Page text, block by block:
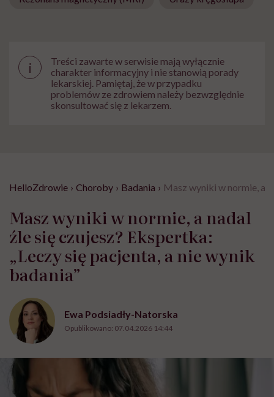
i
Treści zawarte w serwisie mają wyłącznie
charakter informacyjny i nie stanowią porady
lekarskiej. Pamiętaj, że w przypadku
problemów ze zdrowiem należy bezwzględnie
skonsultować się z lekarzem.
HelloZdrowie › Choroby › Badania › Masz wyniki w normie, a
Masz wyniki w normie, a nadal
źle się czujesz? Ekspertka:
„Leczy się pacjenta, a nie wynik
badania”
Ewa Podsiadły-Natorska
Opublikowano: 07.04.2026 14:44